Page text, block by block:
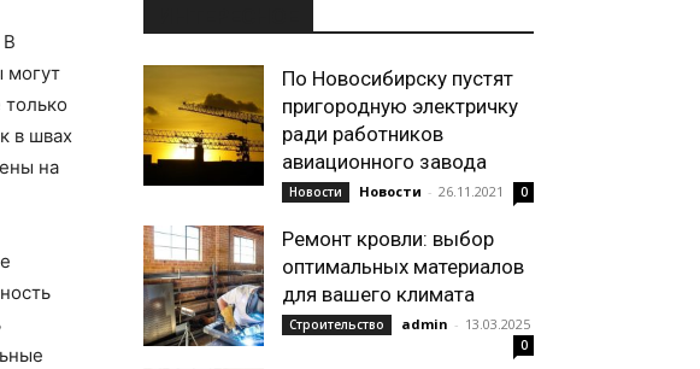
В
могут
в швах
на
По Новосибирску пустят
пригородную электричку
ради работников
авиационного завода
Новости Новости - 26.11.2021 0
Ремонт кровли: выбор
оптимальных материалов
для вашего климата
Строительство admin - 13.03.2025
0